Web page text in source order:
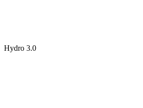
Hydro 3.0